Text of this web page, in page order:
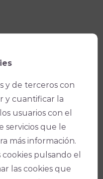
y de terceros con
y cuantificar la
usuarios con el
servicios que le
más información.
pulsando el
las cookies que